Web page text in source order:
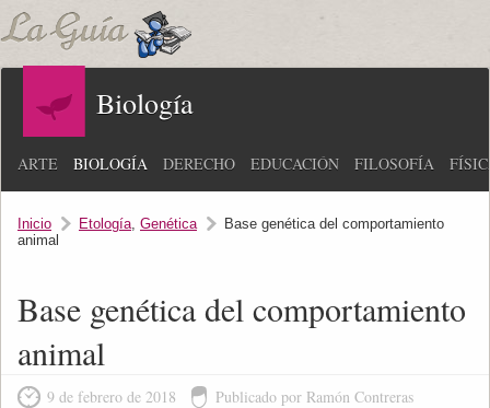
Biología
ARTE BIOLOGÍA DERECHO EDUCACIÓN FILOSOFÍA
Inicio Etología, Genética
Base genética del comportamiento
animal
Base genética del comportamiento
animal
9 de febrero de 2018 Publicado por Ramón Contreras